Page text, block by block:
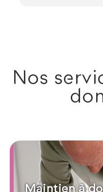
Nos
Maintien à